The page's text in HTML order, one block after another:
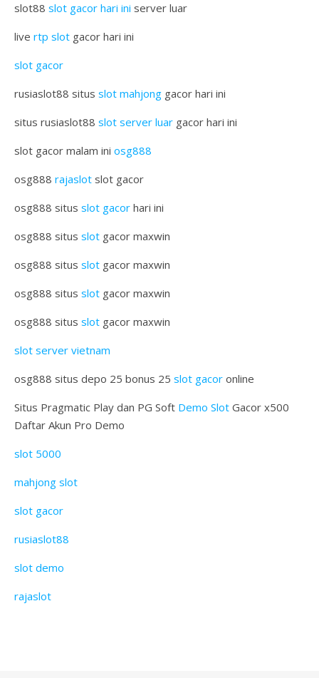
slot88 slot gacor hari ini server luar
live rtp slot gacor hari ini
slot gacor
rusiaslot88 situs slot mahjong gacor hari ini
situs rusiaslot88 slot server luar gacor hari ini
slot gacor malam ini osg888
osg888 rajaslot slot gacor
osg888 situs slot gacor hari ini
osg888 situs slot gacor maxwin
osg888 situs slot gacor maxwin
osg888 situs slot gacor maxwin
osg888 situs slot gacor maxwin
slot server vietnam
osg888 situs depo 25 bonus 25 slot gacor online
Situs Pragmatic Play dan PG Soft Demo Slot Gacor x500
Daftar Akun Pro Demo
slot 5000
mahjong slot
slot gacor
rusiaslot88
slot demo
rajaslot